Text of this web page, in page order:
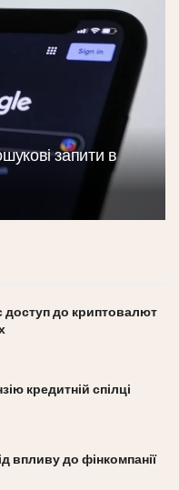
запити в
до криптовалют
кредитній спілці
впливу до фінкомпанії